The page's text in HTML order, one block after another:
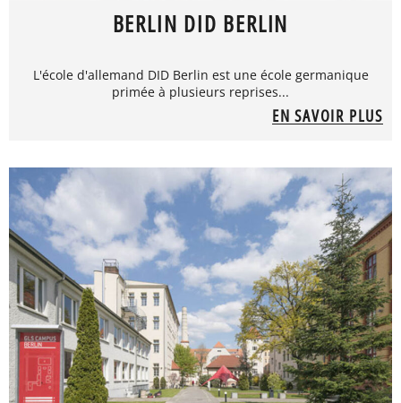
BERLIN DID BERLIN
L'école d'allemand DID Berlin est une école germanique
primée à plusieurs reprises...
EN SAVOIR PLUS